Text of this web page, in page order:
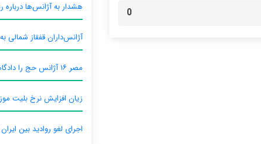
0 هشدار به آژانس‌ها درباره
آژانس‌داران قفقاز شمالی
مصر ۱۶ آژانس حج را دادگاهی می‌کند
زیان افزایش نرخ بلیت
اجرای لغو روادید بین